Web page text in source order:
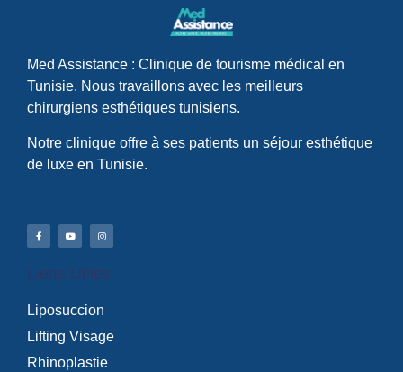
Med Assistance : Clinique de tourisme médical en
Tunisie. Nous travaillons avec les meilleurs
chirurgiens esthétiques tunisiens.
Notre clinique offre à ses patients un séjour esthétique
de luxe en Tunisie.
Liens Utiles
Liposuccion
Lifting Visage
Rhinoplastie